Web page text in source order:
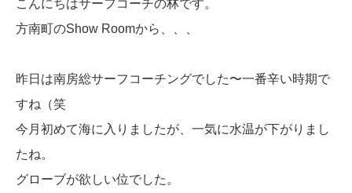
こんにちはサーフコーチの林です。
方南町のShow Roomから、、、
昨日は南房総サーフコーチングでした〜一番辛い時期で
すね（笑
今月初めて海に入りましたが、一気に水温が下がりまし
たね。
グローブが欲しい位でした。